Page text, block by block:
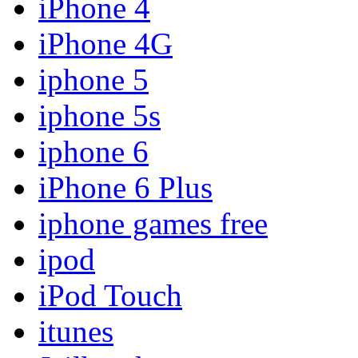
iPhone 4
iPhone 4G
iphone 5
iphone 5s
iphone 6
iPhone 6 Plus
iphone games free
ipod
iPod Touch
itunes